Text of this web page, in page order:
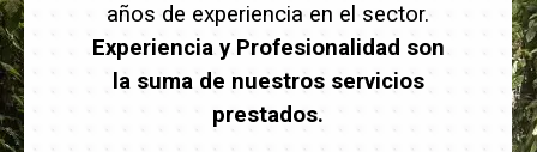
años de experiencia en el sector.
Experiencia y Profesionalidad son
la suma de nuestros servicios
prestados.